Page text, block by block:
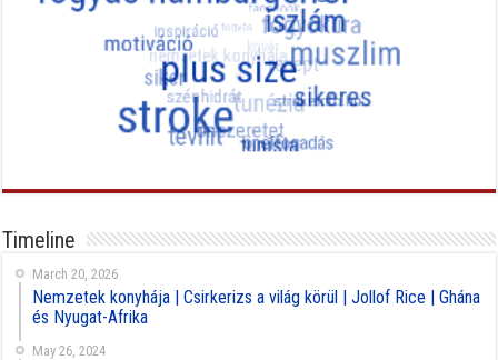
Timeline
March 20, 2026
Nemzetek konyhája | Csirkerizs a világ körül | Jollof Rice | Ghána
és Nyugat-Afrika
May 26, 2024